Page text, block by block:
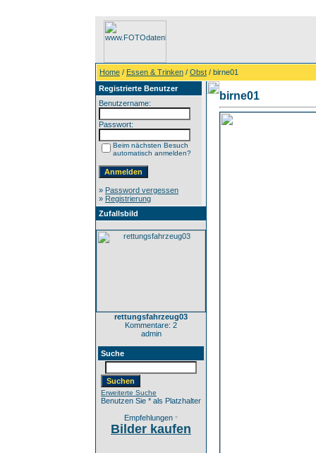
Home / Essen & Trinken / Obst / birne01
Registrierte Benutzer
Benutzername:
Passwort:
Beim nächsten Besuch
automatisch anmelden?
» Password vergessen
» Registrierung
Zufallsbild
rettungsfahrzeug03
Kommentare: 2
admin
Suche
Erweiterte Suche
Benutzen Sie * als Platzhalter
Empfehlungen *
Bilder kaufen
birne01